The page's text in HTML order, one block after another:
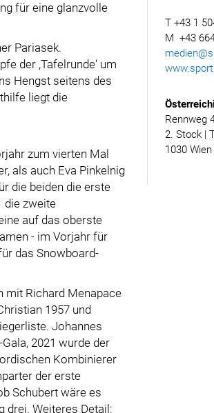
für eine glanzvolle
Pariasek.
der ,Tafelrunde‘ um
Hengst seitens des
liegt die
zum vierten Mal
als auch Eva Pinkelnig
die beiden die erste
die zweite
auf das oberste
- im Vorjahr für
das Snowboard-
mit Richard Menapace
1957 und
Johannes
2021 wurde der
Kombinierer
der erste
Schubert wäre es
drei. Weiteres Detail:
T +43 1
M +43
Rennweg
2. Stock |
1030 Wien